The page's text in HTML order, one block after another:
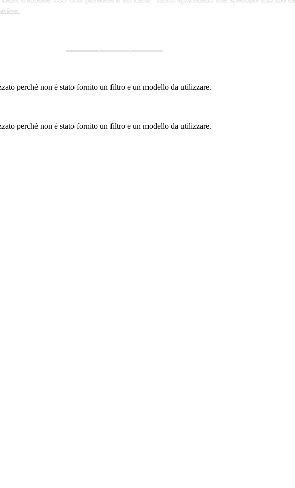
perché non è stato fornito un filtro e un modello da utilizzare.
perché non è stato fornito un filtro e un modello da utilizzare.